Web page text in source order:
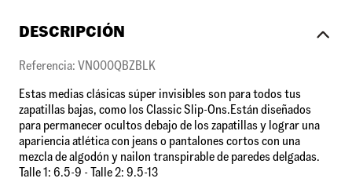
DESCRIPCIÓN
Referencia: VN000QBZBLK
Estas medias clásicas súper invisibles son para todos tus
zapatillas bajas, como los Classic Slip-Ons.Están diseñados
para permanecer ocultos debajo de los zapatillas y lograr una
apariencia atlética con jeans o pantalones cortos con una
mezcla de algodón y nailon transpirable de paredes delgadas.
Talle 1: 6.5-9 - Talle 2: 9.5-13